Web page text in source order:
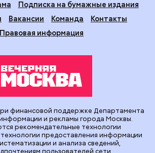
Подписка на бумажные издания
Вакансии Команда
Контакты
Правовая информация
финансовой поддержке Департамента
и рекламы города Москвы.
рекомендательные технологии
предоставления информации
и анализа сведений,
пользователей сети